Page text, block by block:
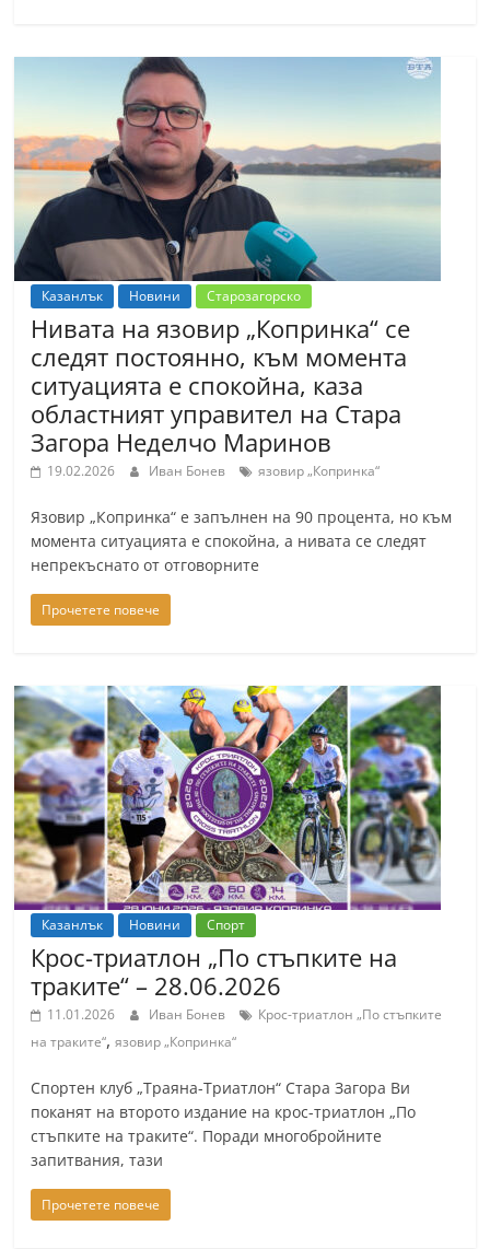
a
k
c
o
m
Казанлък Новини Старозагорско
Нивата на язовир „Копринка“ се
следят постоянно, към момента
ситуацията е спокойна, каза
областният управител на Стара
Загора Неделчо Маринов
19.02.2026 Иван Бонев язовир „Копринка“
Язовир „Копринка“ е запълнен на 90 процента, но към
момента ситуацията е спокойна, а нивата се следят
непрекъснато от отговорните
Прочетете повече
Казанлък Новини Спорт
Крос-триатлон „По стъпките на
траките“ – 28.06.2026
11.01.2026 Иван Бонев
Крос-триатлон „По стъпките
на траките“,язовир „Копринка“
Спортен клуб „Траяна-Триатлон“ Стара Загора Ви
поканят на второто издание на крос-триатлон „По
стъпките на траките“. Поради многобройните
запитвания, тази
Прочетете повече